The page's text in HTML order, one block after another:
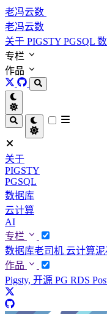
老冯云数
老冯云数
关于 PIGSTY PGSQL
专栏
作品
关于
PIGSTY
PGSQL
数据库
云计算
AI
专栏
数据库老司机 云计算
作品
Pigsty, 开源 PG RDS